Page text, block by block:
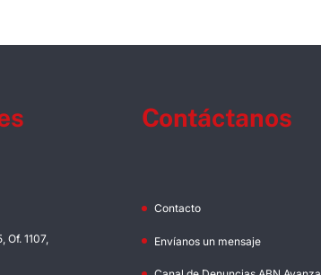
Of. 1107,
Contáctanos
Contacto
Envíanos un mensaje